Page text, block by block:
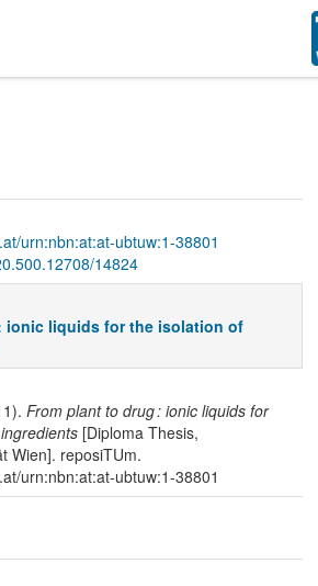
urn:nbn:at:at-ubtuw:1-38801
14824
ionic liquids for the isolation of
From plant to drug : ionic liquids for
[Diploma Thesis,
Wien]. reposiTUm.
urn:nbn:at:at-ubtuw:1-38801